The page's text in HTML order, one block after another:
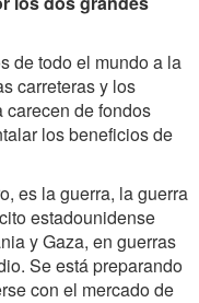
de todo el mundo a la
carreteras y los
carecen de fondos
los beneficios de
es la guerra, la guerra
estadounidense
y Gaza, en guerras
Se está preparando
con el mercado de